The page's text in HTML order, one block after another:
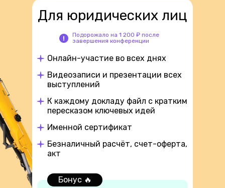
Для юридических лиц
Подорожало на 1 200 ₽ после
завершения конференции
Онлайн-участие во всех днях
Видеозаписи и презентации всех
выступлений
К каждому докладу файл с кратким
пересказом ключевых идей
Именной сертификат
Безналичный расчёт, счет-оферта,
акт
Бонус 🔥